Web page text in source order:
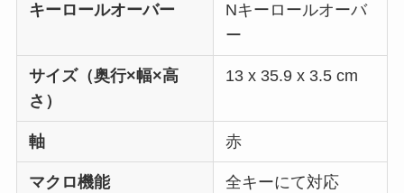
キーロールオーバー
Nキーロールオーバ
ー
サイズ（奥行×幅×高
さ）
13 x 35.9 x 3.5 cm
軸 赤
マクロ機能 全キーにて対応